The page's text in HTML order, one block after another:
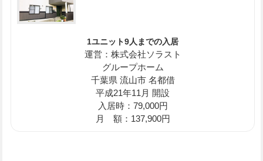
1ユニット9人までの入居
運営：株式会社ソラスト
グループホーム
千葉県 流山市 名都借
平成21年11月 開設
入居時：79,000円
月 額：137,900円